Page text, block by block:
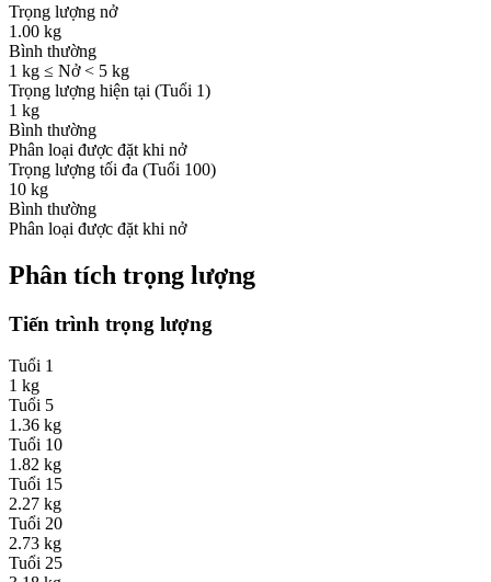
Trọng lượng nở
1.00 kg
Bình thường
1 kg ≤ Nở < 5 kg
Trọng lượng hiện tại (Tuổi 1)
1 kg
Bình thường
Phân loại được đặt khi nở
Trọng lượng tối đa (Tuổi 100)
10 kg
Bình thường
Phân loại được đặt khi nở
Phân tích trọng lượng
Tiến trình trọng lượng
Tuổi 1
1 kg
Tuổi 5
1.36 kg
Tuổi 10
1.82 kg
Tuổi 15
2.27 kg
Tuổi 20
2.73 kg
Tuổi 25